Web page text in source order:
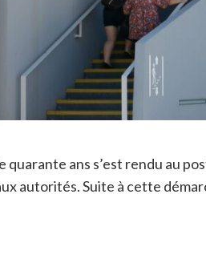
quarante ans s’est rendu au
autorités. Suite à cette